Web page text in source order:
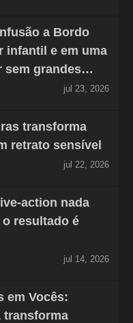
a Bordo
infantil e em uma
sem grandes…
jul 23, 2026
transforma
retrato sensível
jul 22, 2026
action nada
resultado é
jul 14, 2026
em Vocês:
transforma